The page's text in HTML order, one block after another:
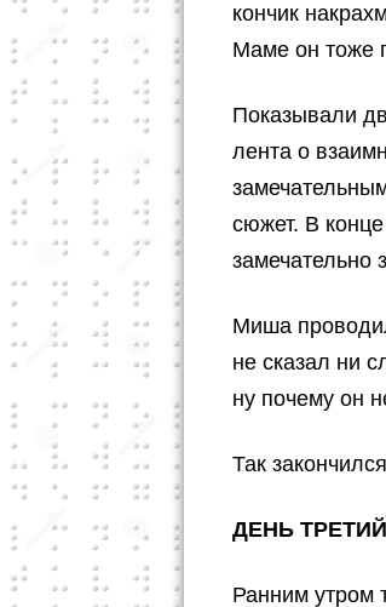
кончик
Маме он тоже
Показывали
лента о
сюжет. В
замечательно
Миша
не сказал ни
ну почему он
Так
ДЕНЬ ТРЕТИЙ
Ранним утром